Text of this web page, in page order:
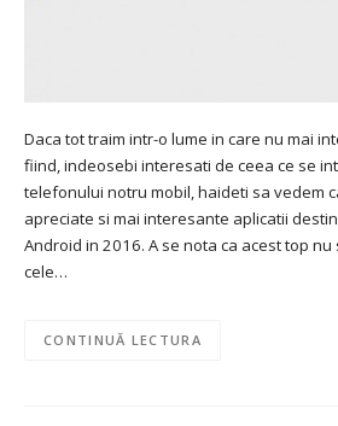
Daca tot traim intr-o lume in care nu mai
fiind, indeosebi interesati de ceea ce se
telefonului notru mobil, haideti sa vedem
apreciate si mai interesante aplicatii
Android in 2016. A se nota ca acest top
cele…
CONTINUĂ LECTURA